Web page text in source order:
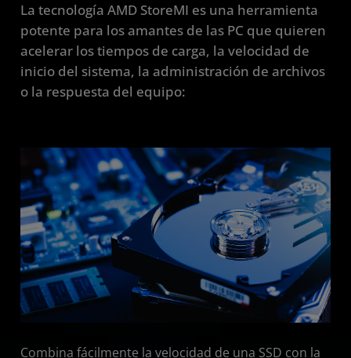
La tecnología AMD StoreMI es una herramienta
potente para los amantes de las PC que quieren
acelerar los tiempos de carga, la velocidad de
inicio del sistema, la administración de archivos
o la respuesta del equipo:
Combina fácilmente la velocidad de una SSD con la